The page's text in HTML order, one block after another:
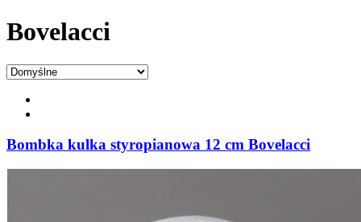
Bovelacci
Bombka kulka styropianowa 12 cm Bovelacci